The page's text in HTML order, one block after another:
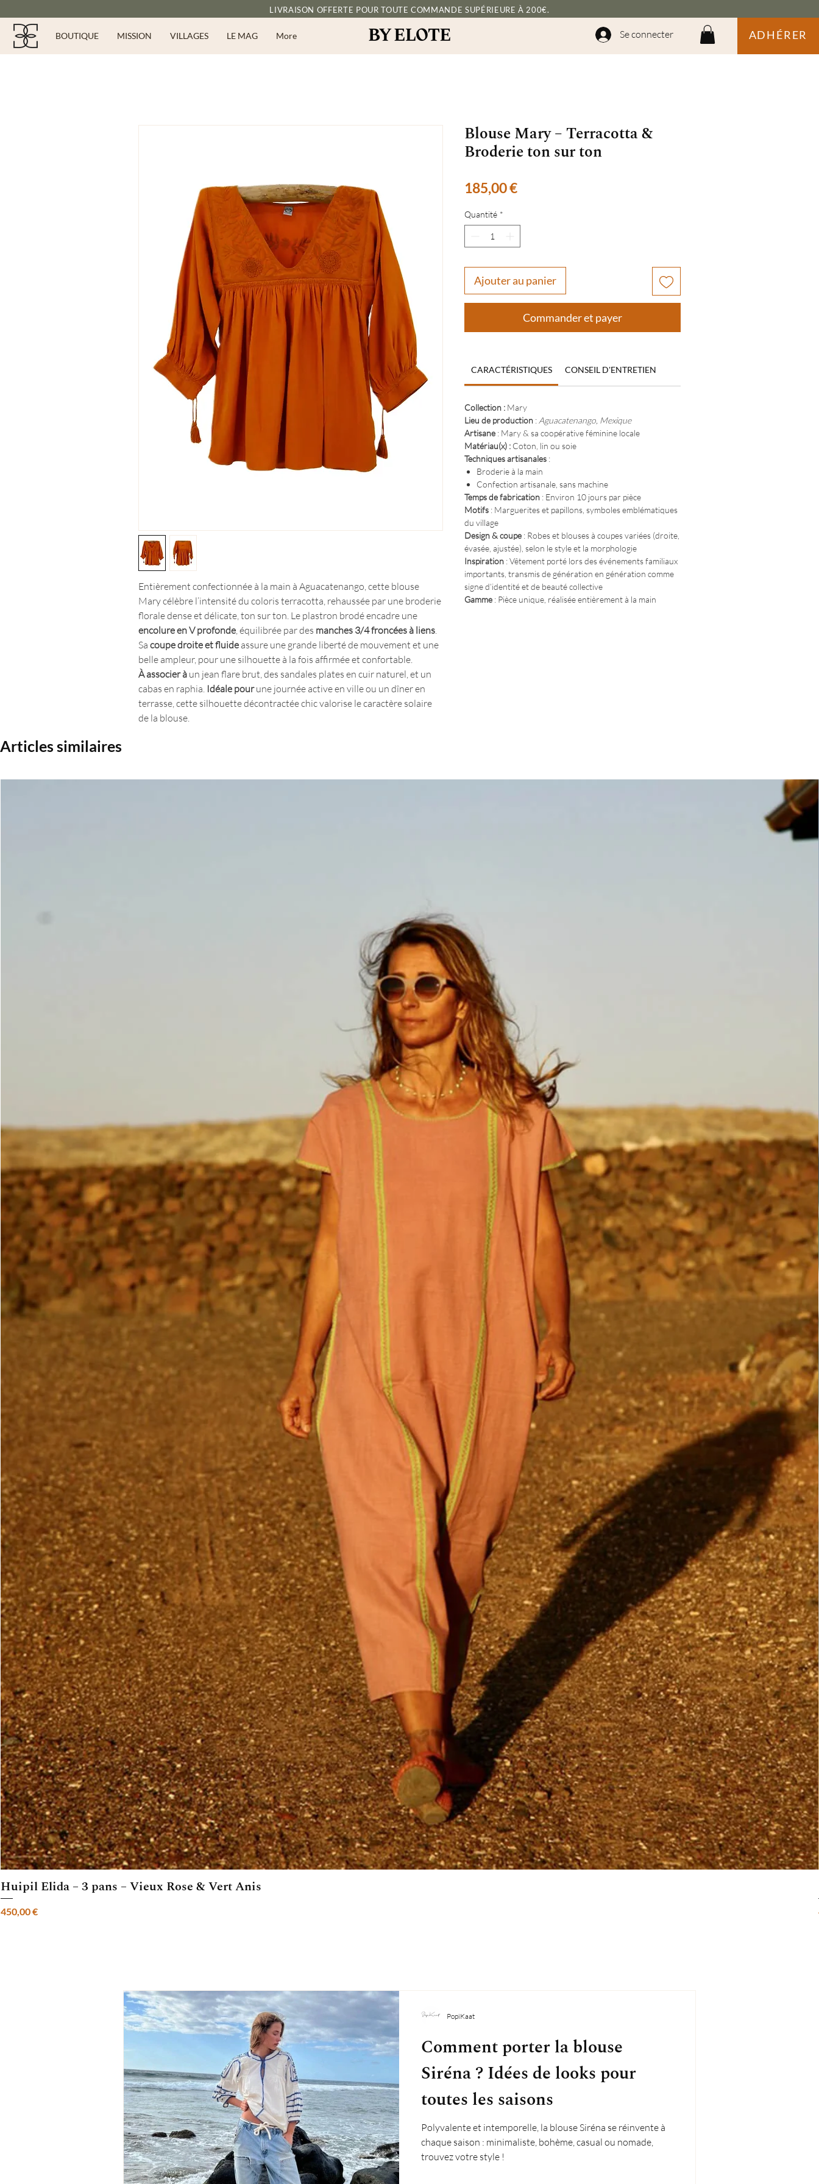
LIVRAISON OFFERTE POUR TOUTE COMMANDE SUPÉRIEURE À 200€.
BOUTIQUE MISSION VILLAGES LE MAG More Se connecter ADHÉRER
Entièrement confectionnée à la main à Aguacatenango, cette blouse
Mary célèbre l’intensité du coloris terracotta, rehaussée par une broderie
florale dense et délicate, ton sur ton. Le plastron brodé encadre une
encolure en V profonde, équilibrée par des manches 3/4 froncées à liens.
Sa coupe droite et fluide assure une grande liberté de mouvement et une
belle ampleur, pour une silhouette à la fois affirmée et confortable.
À associer à un jean flare brut, des sandales plates en cuir naturel, et un
cabas en raphia. Idéale pourune journée active en ville ou un dîner en
terrasse, cette silhouette décontractée chic valorise le caractère solaire
de la blouse.
Blouse Mary – Terracotta &
Broderie ton sur ton
185,00 €Prix
Quantité *
Ajouter au panier
Commander et payer
CARACTÉRISTIQUES CONSEIL D'ENTRETIEN
Collection : Mary
Lieu de production : Aguacatenango, Mexique
Artisane : Mary & sa coopérative féminine locale
Matériau(x) : Coton, lin ou soie
Techniques artisanales :
Broderie à la main
Confection artisanale, sans machine
Temps de fabrication : Environ 10 jours par pièce
Motifs : Marguerites et papillons, symboles emblématiques
du village
Design & coupe : Robes et blouses à coupes variées (droite,
évasée, ajustée), selon le style et la morphologie
Inspiration : Vêtement porté lors des événements familiaux
importants, transmis de génération en génération comme
signe d’identité et de beauté collective
Gamme : Pièce unique, réalisée entièrement à la main
Articles similaires
Huipil Elida – 3 pans – Vieux Rose & Vert Anis
Prix
450,00 €
Comment porter la blouse
Siréna ? Idées de looks pour
toutes les saisons
Polyvalente et intemporelle, la blouse Siréna se réinvente à
chaque saison : minimaliste, bohème, casual ou nomade,
trouvez votre style !
PopiKaat